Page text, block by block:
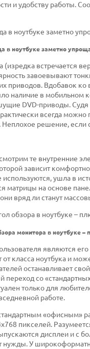
и удобству работы.
в ноутбуке заметно
встречается
завоевывают
приводов. Вдобавок ко
наличие в мобильном
DVD-приводы. Судя
всегда
решение, если
те внутренние
зависит
ушла в
матрицы на основе
вряд ли станут
монитора в ноутбуке –
являются
класса ноутбука и
останавливает
со
только для
работе.
«офисным»
пикселей.
дисплеи и с
У